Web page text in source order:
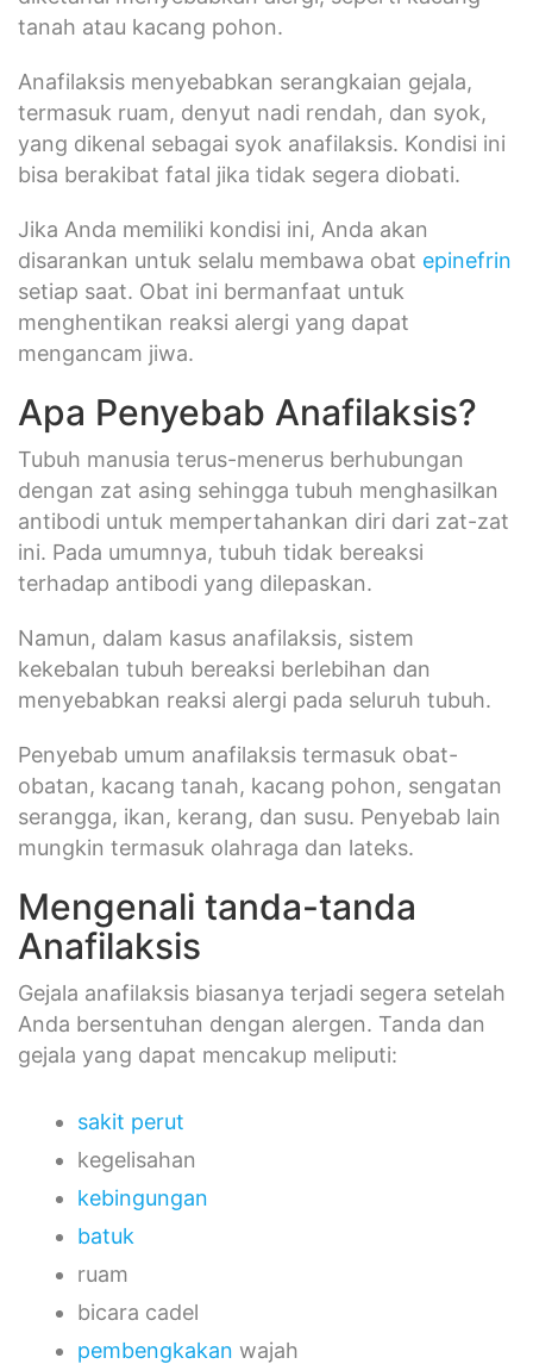
tanah atau kacang pohon.
Anafilaksis menyebabkan serangkaian gejala,
termasuk ruam, denyut nadi rendah, dan syok,
yang dikenal sebagai syok anafilaksis. Kondisi ini
bisa berakibat fatal jika tidak segera diobati.
Jika Anda memiliki kondisi ini, Anda akan
disarankan untuk selalu membawa obat epinefrin
setiap saat. Obat ini bermanfaat untuk
menghentikan reaksi alergi yang dapat
mengancam jiwa.
Apa Penyebab Anafilaksis?
Tubuh manusia terus-menerus berhubungan
dengan zat asing sehingga tubuh menghasilkan
antibodi untuk mempertahankan diri dari zat-zat
ini. Pada umumnya, tubuh tidak bereaksi
terhadap antibodi yang dilepaskan.
Namun, dalam kasus anafilaksis, sistem
kekebalan tubuh bereaksi berlebihan dan
menyebabkan reaksi alergi pada seluruh tubuh.
Penyebab umum anafilaksis termasuk obat-
obatan, kacang tanah, kacang pohon, sengatan
serangga, ikan, kerang, dan susu. Penyebab lain
mungkin termasuk olahraga dan lateks.
Mengenali tanda-tanda
Anafilaksis
Gejala anafilaksis biasanya terjadi segera setelah
Anda bersentuhan dengan alergen. Tanda dan
gejala yang dapat mencakup meliputi:
sakit perut
kegelisahan
kebingungan
batuk
ruam
bicara cadel
pembengkakan wajah